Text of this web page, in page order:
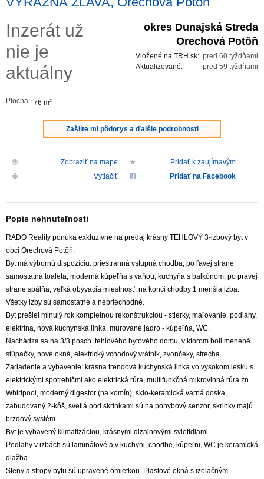
REKLAMA
PARTNERI
OBCHODNÉ PODMIENKY
PRIPOMIENKY
Inzerát už
nie je
aktuálny
Plocha: 76 m2
okres Dunajská Streda
Orechová Potôň
pred 60 tyždňami
Vložené na TRH.sk:
pred 59 tyždňami
Aktualizované:
Zašlite mi pôdorys a ďalšie podrobnosti
Zobraziť na mape
Pridať k zaujímavým
Vytlačiť
Pridať na Facebook
Popis nehnuteľnosti
RADO Reality ponúka exkluzívne na predaj krásny TEHLOVÝ 3-izbový byt v
obci Orechová Potôň.
Byt má výbornú dispozíciu: priestranná vstupná chodba, po ľavej strane
samostatná toaleta, moderná kúpeľňa s vaňou, kuchyňa s balkónom, po pravej
strane spálňa, veľká obývacia miestnosť, na konci chodby 1 menšia izba.
Všetky izby sú samostatné a nepriechodné.
Byt prešiel minulý rok kompletnou rekonštrukciou - stierky, maľovanie, podlahy,
elektrina, nová kuchynská linka, murované jadro - kúpeľňa, WC.
Nachádza sa na 3/3 posch. tehlového bytového domu, v ktorom boli menené
stúpačky, nové okná, elektrický vchodový vrátnik, zvončeky, strecha.
Zariadenie a vybavenie: krásna trendová kuchynská linka vo vysokom lesku s
elektrickými spotrebičmi ako elektrická rúra, multifunkčná mikrovlnná rúra zn.
Whirlpool, moderný digestor (na komín), sklo-keramická varná doska,
zabudovaný 2-kôš, svetlá pod skrinkami sú na pohybový senzor, skrinky majú
brzdový systém.
Byt je vybavený klimatizáciou, krásnymi dizajnovými svietidlami
Podlahy v izbách sú laminátové a v kuchyni, chodbe, kúpeľni, WC je keramická
dlažba.
Steny a stropy bytu sú upravené omietkou. Plastové okná s izolačným